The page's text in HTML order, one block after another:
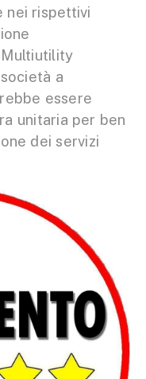
nei rispettivi
Multiutility
a
essere
unitaria per ben
dei servizi